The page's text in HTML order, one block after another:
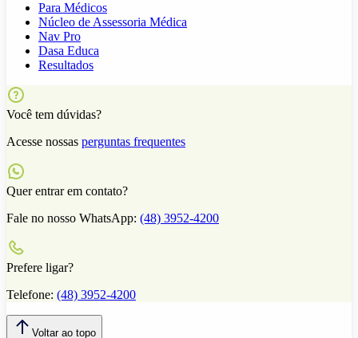
Para Médicos
Núcleo de Assessoria Médica
Nav Pro
Dasa Educa
Resultados
Você tem dúvidas?
Acesse nossas perguntas frequentes
Quer entrar em contato?
Fale no nosso WhatsApp: (48) 3952-4200
Prefere ligar?
Telefone: (48) 3952-4200
Voltar ao topo